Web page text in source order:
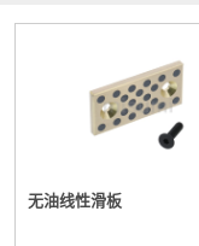
无油线性滑板